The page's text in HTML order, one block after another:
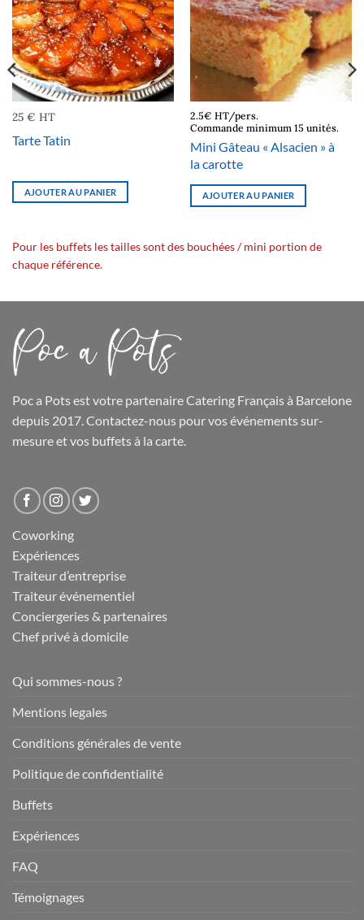
25 € HT
Tarte Tatin
AJOUTER AU PANIER
2.5€ HT/pers.
Commande minimum 15 unités.
Mini Gâteau « Alsacien » à
la carotte
AJOUTER AU PANIER
Pour les buffets les tailles sont des bouchées / mini portion de
chaque référence.
Poc a Potsest votre partenaire Catering Français à Barcelone
depuis 2017. Contactez-nous pour vos événements sur-
mesure etvos buffetsà la carte.
Coworking
Expériences
Traiteur d’entreprise
Traiteur événementiel
Conciergeries & partenaires
Chef privé à domicile
Qui sommes-nous ?
Mentions legales
Conditions générales de vente
Politique de confidentialité
Buffets
Expériences
FAQ
Témoignages